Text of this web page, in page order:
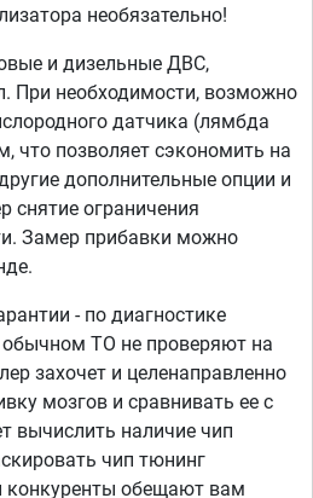
необязательно!
и дизельные ДВС,
При необходимости, возможно
датчика (лямбда
что позволяет сэкономить на
дополнительные опции и
снятие ограничения
Замер прибавки можно
- по диагностике
ТО не проверяют на
захочет и целенаправленно
мозгов и сравнивать ее с
вычислить наличие чип
чип тюнинг
конкуренты обещают вам